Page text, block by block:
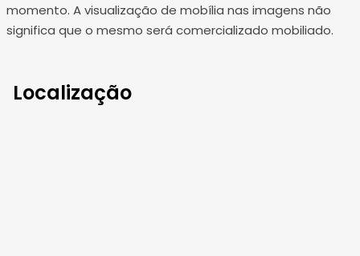
momento. A visualização de mobília nas imagens não
significa que o mesmo será comercializado mobiliado.
Localização